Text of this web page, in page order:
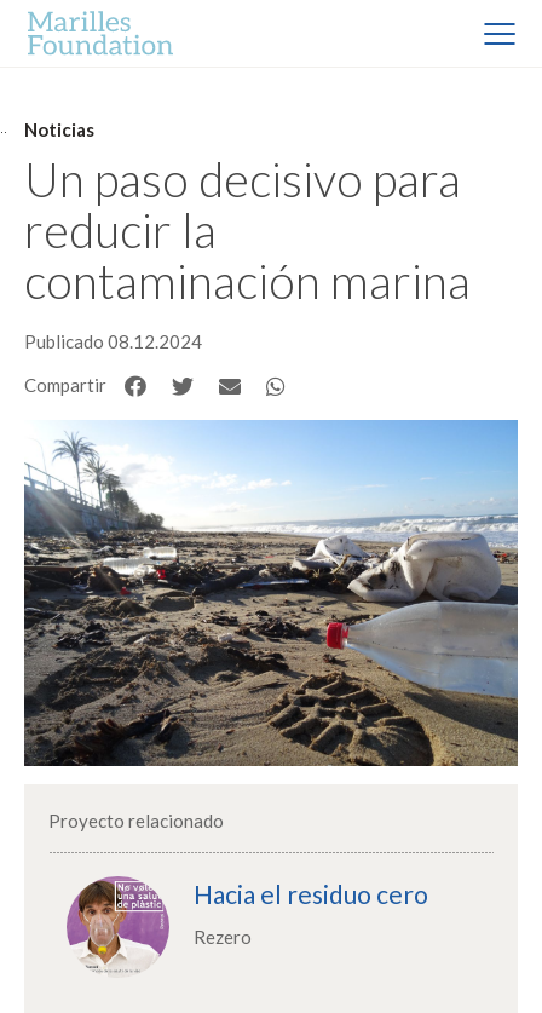
Noticias
Un paso decisivo para
reducir la
contaminación marina
Publicado 08.12.2024
Compartir
Proyecto relacionado
Hacia el residuo cero
Rezero